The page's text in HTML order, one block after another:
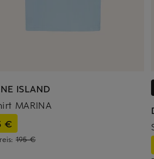
ISLAND
MARINA
€
195 €